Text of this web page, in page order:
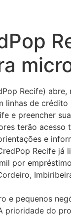
Recife)
linhas de
e preencher
terão
e
Recife
por
e pequenos
prioridade do